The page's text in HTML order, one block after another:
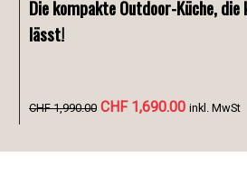
Die kompakte Outdoor-Küche, die
lässt!
CHF 1,990.00 CHF 1,690.00 inkl. MwSt